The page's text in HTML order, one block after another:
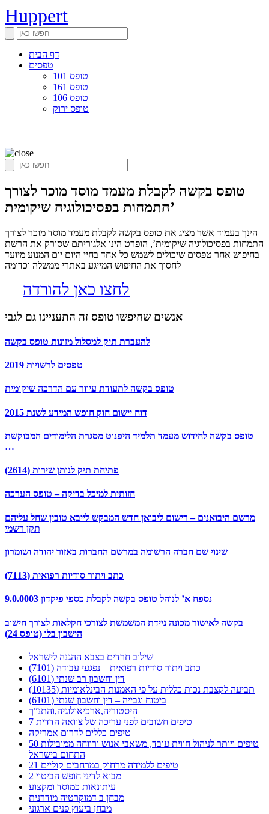
Huppert
דף הבית
טפסים
טופס 101
טופס 161
טופס 106
טופס ירוק
טופס בקשה לקבלת מעמד מוסד מוכר לצורך
התמחות בפסיכולוגיה שיקומית’
הינך בעמוד אשר מציג את טופס בקשה לקבלת מעמד מוסד מוכר לצורך
התמחות בפסיכולוגיה שיקומית’, הופרט הינו אלגוריתם שסורק את הרשת
בחיפוש אחר טפסים שיכולים לשמש כל אחד בחיי היום יום המנוע מיועד
לחסוך את החיפוש המייגע באתרי ממשלה וכדומה
לחצו כאן להורדה
אנשים שחיפשו טופס זה התעניינו גם לגבי
להעברת תיק למסלול מזונות טופס בקשה
טפסים לרשויות 2019
טופס בקשה לתעודת עיוור עם הדרכה שיקומית
דוח יישום חוק חופש המידע לשנת 2015
טופס בקשה לחידוש מעמד תלמיד היפנוט מסגרת הלימודים המבוקשת
…
פתיחת תיק לנותן שירות (2614)
חזותית למיכל בדיקה – טופס הערכה
מרשם היבואנים – רישום ליבואן חדש המבקש לייבא טובין שחל עליהם
תקן רשמי
שינוי שם חברה הרשומה במרשם החברות באזור יהודה ושומרון
כתב ויתור סודיות רפואית (7113)
9.0.0003 נספח א’ לנוהל טופס בקשה לקבלת כספי פיקדון
בקשה לאישור מכונה ניידת המשמשת לצורכי חקלאות לצורך חישוב
הישבון בלו (טופס 24)
שילוב חרדים בצבא ההגנה לישראל
כתב ויתור סודיות רפואית – נפגעי עבודה (7101)
דין וחשבון רב שנתי (6101)
תביעה לקצבת נכות כללית על פי האמנות הבינלאומיות (10135)
ביטוח וגבייה – דין וחשבון שנתי (6101)
היסטוריה,ארכיאולוגיה,והתנ”ך
7 טיפים חשובים לפני עריכה של צוואה הדדית
טיפים כללים לדרום אמריקה
50 טיפים ויותר לניהול חווית עובד, משאבי אנוש ורווחה ממובילות
התחום בישראל
21 טיפים ללמידה מרחוק במרחבים קוליים
מבוא לדיני חופש הביטוי 2
עיתונאות כמוסד ומקצוע
מבחן ב דמוקרטיה מודרנית
מבחן ביעוץ פנים ארגוני